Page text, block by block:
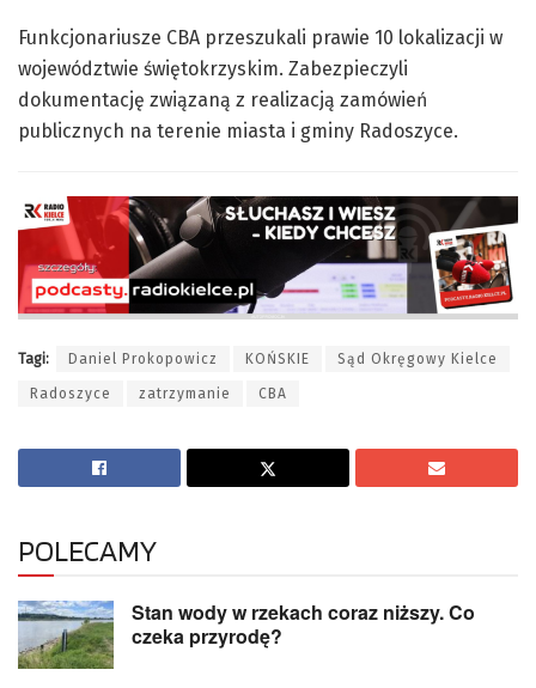
Funkcjonariusze CBA przeszukali prawie 10 lokalizacji w
województwie świętokrzyskim. Zabezpieczyli
dokumentację związaną z realizacją zamówień
publicznych na terenie miasta i gminy Radoszyce.
Tagi: Daniel Prokopowicz KOŃSKIE Sąd Okręgowy Kielce
Radoszyce zatrzymanie CBA
POLECAMY
Stan wody w rzekach coraz niższy. Co
czeka przyrodę?